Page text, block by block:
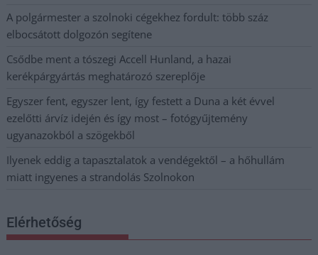
A polgármester a szolnoki cégekhez fordult: több száz
elbocsátott dolgozón segítene
Csődbe ment a tószegi Accell Hunland, a hazai
kerékpárgyártás meghatározó szereplője
Egyszer fent, egyszer lent, így festett a Duna a két évvel
ezelőtti árvíz idején és így most – fotógyűjtemény
ugyanazokból a szögekből
Ilyenek eddig a tapasztalatok a vendégektől – a hőhullám
miatt ingyenes a strandolás Szolnokon
Elérhetőség